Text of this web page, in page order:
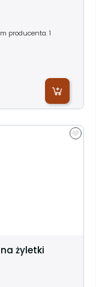
producenta. 1
żyletki